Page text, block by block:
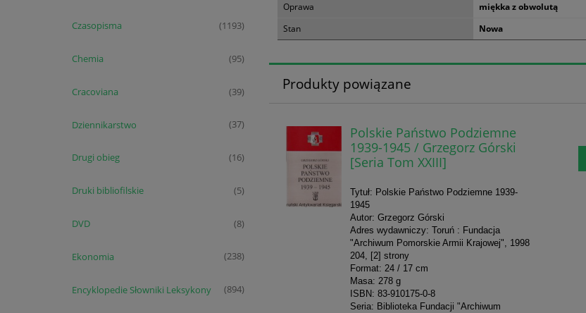
Czasopisma (1193)
Chemia (95)
Cracoviana (39)
Dziennikarstwo (37)
Drugi obieg (16)
Druki bibliofilskie (5)
DVD (8)
Ekonomia (238)
Encyklopedie Słowniki Leksykony (894)
Oprawa
miękka z obwolutą
Stan
Nowa
Produkty powiązane
Polskie Państwo Podziemne
1939-1945 / Grzegorz Górski
[Seria Tom XXIII]
Tytuł: Polskie Państwo Podziemne 1939-
1945
Autor: Grzegorz Górski
Adres wydawniczy: Toruń : Fundacja
"Archiwum Pomorskie Armii Krajowej", 1998
204, [2] strony
Format: 24 / 17 cm
Masa: 278 g
ISBN: 83-910175-0-8
Seria: Biblioteka Fundacji "Archiwum